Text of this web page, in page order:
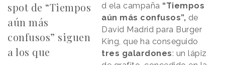
spot de “Tiempos
aún más
confusos” siguen
a los que
d ela campaña “Tiempos
aún más confusos”, de
David Madrid para Burger
King, que ha conseguido
tres galardones: un lápiz